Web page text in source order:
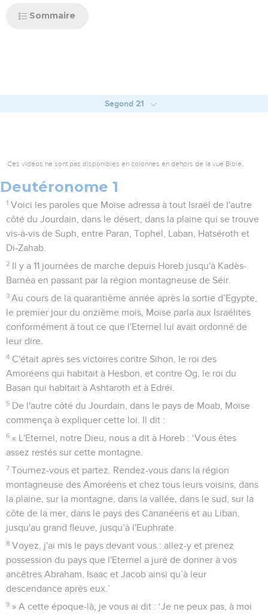
Sommaire
Segond 21
Ces vidéos ne sont pas disponibles en colonnes en dehors de la vue Bible.
Deutéronome 1
1 Voici les paroles que Moïse adressa à tout Israël de l'autre
côté du Jourdain, dans le désert, dans la plaine qui se trouve
vis-à-vis de Suph, entre Paran, Tophel, Laban, Hatséroth et
Di-Zahab.
2 Il y a 11 journées de marche depuis Horeb jusqu'à Kadès-
Barnéa en passant par la région montagneuse de Séir.
3 Au cours de la quarantième année après la sortie d’Egypte,
le premier jour du onzième mois, Moïse parla aux Israélites
conformément à tout ce que l'Eternel lui avait ordonné de
leur dire.
4 C'était après ses victoires contre Sihon, le roi des
Amoréens qui habitait à Hesbon, et contre Og, le roi du
Basan qui habitait à Ashtaroth et à Edréï.
5 De l'autre côté du Jourdain, dans le pays de Moab, Moïse
commença à expliquer cette loi. Il dit :
6 « L'Eternel, notre Dieu, nous a dit à Horeb : ‘Vous êtes
assez restés sur cette montagne.
7 Tournez-vous et partez. Rendez-vous dans la région
montagneuse des Amoréens et chez tous leurs voisins, dans
la plaine, sur la montagne, dans la vallée, dans le sud, sur la
côte de la mer, dans le pays des Cananéens et au Liban,
jusqu'au grand fleuve, jusqu’à l'Euphrate.
8 Voyez, j'ai mis le pays devant vous : allez-y et prenez
possession du pays que l'Eternel a juré de donner à vos
ancêtres Abraham, Isaac et Jacob ainsi qu’à leur
descendance après eux.’
9 » A cette époque-là, je vous ai dit : ‘Je ne peux pas, à moi